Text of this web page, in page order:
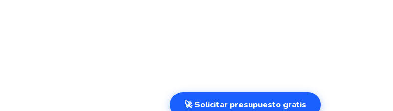
🚀 Solicitar presupuesto gratis